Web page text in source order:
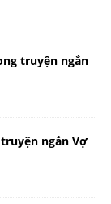
truyện ngắn
ngắn Vợ